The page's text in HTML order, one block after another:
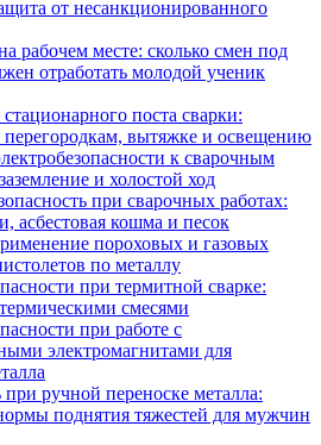
от несанкционированного
рабочем месте: сколько смен под
отработать молодой ученик
поста сварки:
перегородкам, вытяжке и освещению
к сварочным
и холостой ход
при сварочных работах:
асбестовая кошма и песок
пороховых и газовых
по металлу
при термитной сварке:
смесями
при работе с
электромагнитами для
при ручной переноске металла:
поднятия тяжестей для мужчин